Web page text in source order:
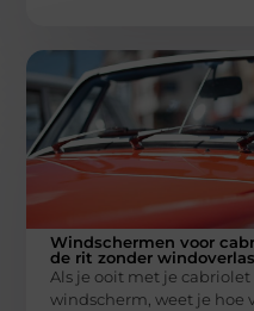
Windschermen voor
de rit zonder
Als je ooit met je
windscherm, weet je hoe